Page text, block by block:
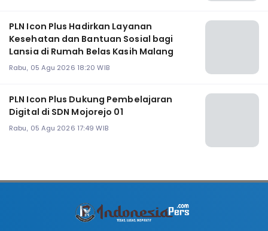
PLN Icon Plus Hadirkan Layanan
Kesehatan dan Bantuan Sosial bagi
Lansia di Rumah Belas Kasih Malang
Rabu, 05 Agu 2026 18:20 WIB
PLN Icon Plus Dukung Pembelajaran
Digital di SDN Mojorejo 01
Rabu, 05 Agu 2026 17:49 WIB